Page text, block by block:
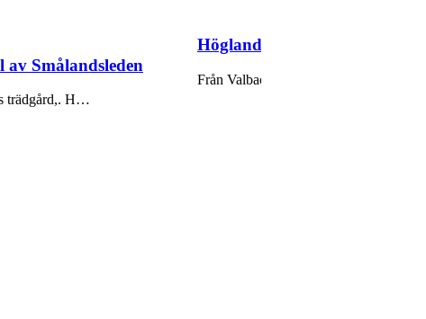
Smålandsleden
trädgård,. H…
Höglandsleden etapp HÖ4
Från Valbacken har man utsikt över